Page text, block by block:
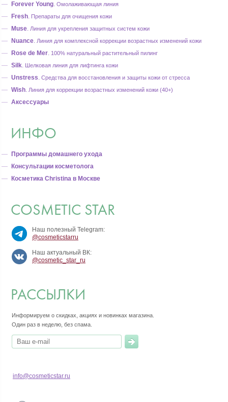
Forever Young. Омолаживающая линия
Fresh. Препараты для очищения кожи
Muse. Линия для укрепления защитных систем кожи
Nuance. Линия для комплексной коррекции возрастных изменений кожи
Rose de Mer. 100% натуральный растительный пилинг
Silk. Шелковая линия для лифтинга кожи
Unstress. Средства для восстановления и защиты кожи от стресса
Wish. Линия для коррекции возрастных изменений кожи (40+)
Аксессуары
ИНФО
Программы домашнего ухода
Консультации косметолога
Косметика Christina в Москве
COSMETIC STAR
Наш полезный Telegram:
@cosmeticstarru
Наш актуальный ВК:
@cosmetic_star_ru
РАССЫЛКИ
Информируем о скидках, акциях и новинках магазина.
Один раз в неделю, без спама.
info@cosmeticstar.ru